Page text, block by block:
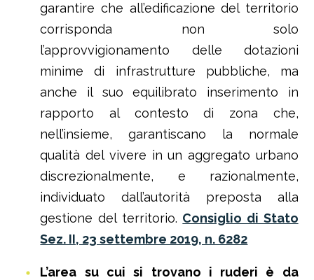
garantire che all’edificazione del territorio
corrisponda non solo
l’approvvigionamento delle dotazioni
minime di infrastrutture pubbliche, ma
anche il suo equilibrato inserimento in
rapporto al contesto di zona che,
nell’insieme, garantiscano la normale
qualità del vivere in un aggregato urbano
discrezionalmente, e razionalmente,
individuato dall’autorità preposta alla
gestione del territorio. Consiglio di Stato
Sez. II, 23 settembre 2019, n. 6282
L’area su cui si trovano i ruderi è da